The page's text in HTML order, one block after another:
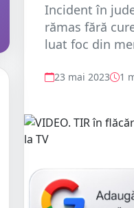
Incident în
rămas fără
luat foc din
23 mai 2023 1